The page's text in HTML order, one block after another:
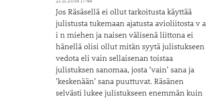
Jos Räsäsellä ei ollut tarkoitusta käyttää
julistusta tukemaan ajatusta avioliitosta v a
i n miehen ja naisen välisenä liittona ei
hänellä olisi ollut mitän syytä julistukseen
vedota eli vain sellaisenan toistaa
julistuksen sanomaa, josta ’vain’ sana ja
’keskenään’ sana puuttuvat. Räsänen
selvästi lukee julistukseen enemmän kuin